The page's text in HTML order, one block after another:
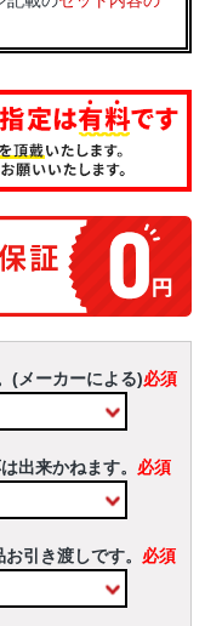
(メーカーによる)必須
出来かねます。 必須
引き渡しです。 必須